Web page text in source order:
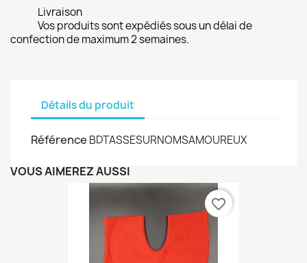
Livraison
Vos produits sont expédiés sous un délai de
confection de maximum 2 semaines.
Détails du produit
Référence BDTASSESURNOMSAMOUREUX
VOUS AIMEREZ AUSSI
favorite_border